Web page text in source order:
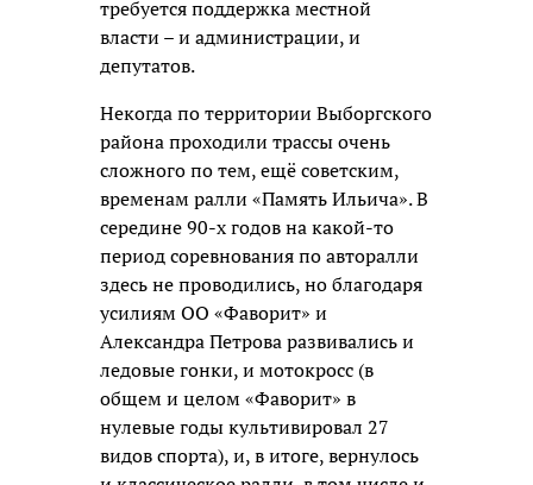
требуется поддержка местной
власти – и администрации, и
депутатов.
Некогда по территории Выборгского
района проходили трассы очень
сложного по тем, ещё советским,
временам ралли «Память Ильича». В
середине 90-х годов на какой-то
период соревнования по авторалли
здесь не проводились, но благодаря
усилиям ОО «Фаворит» и
Александра Петрова развивались и
ледовые гонки, и мотокросс (в
общем и целом «Фаворит» в
нулевые годы культивировал 27
видов спорта), и, в итоге, вернулось